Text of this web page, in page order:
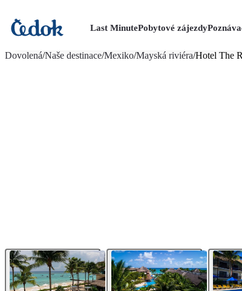
Last MinutePobytové zájezdy
Dovolená/Naše destinace/Mexiko/Mayská riviéra/Hotel The